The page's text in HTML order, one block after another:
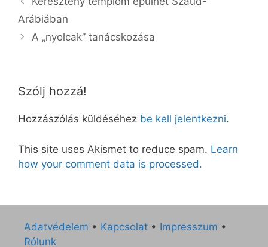
Arábiában
A „nyolcak” tanácskozása
Szólj hozzá!
Hozzászólás küldéséhez be kell jelentkezni.
This site uses Akismet to reduce spam. Learn
how your comment data is processed.
Adatvédelem • Kapcsolat • Impresszum •
Rólunk